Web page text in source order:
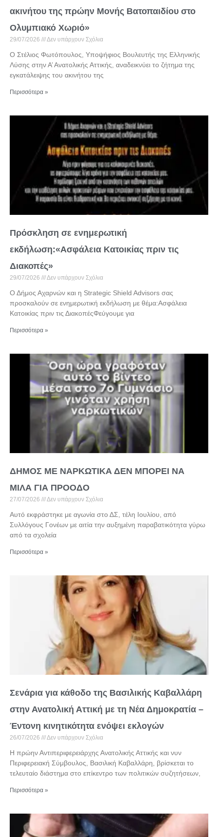
ακινήτου της πρώην Μονής Βατοπαιδίου στο
Ολυμπιακό Χωριό»
29/07/2026 Δεν υπάρχουν Σχόλια
Ο Στέλιος Φωτόπουλος, Υποψήφιος Βουλευτής της Ελληνικής
Λύσης στην Α’ Ανατολικής Αττικής, αναδεικνύει το ζήτημα της
εγκατάλειψης του ακινήτου της
Περισσότερα »
Πρόσκληση σε ενημερωτική
εκδήλωση:«Ασφάλεια Κατοικίας πριν τις
Διακοπές»
29/07/2026 Δεν υπάρχουν Σχόλια
Ο Δήμος Αχαρνών και η Strategic Shield Advisors σας
προσκαλούν σε ενημερωτική εκδήλωση με θέμα:Ασφάλεια
Κατοικίας πριν τις ΔιακοπέςΦεύγουμε για
Περισσότερα »
ΔΗΜΟΣ ΜΕ ΝΑΡΚΩΤΙΚΑ ΔΕΝ ΜΠΟΡΕΙ ΝΑ
ΜΙΛΑ ΓΙΑ ΠΡΟΟΔΟ
27/07/2026 Δεν υπάρχουν Σχόλια
Αυτό εκφράστηκε με αγωνία στο ΔΣ, τέλη Ιουλίου, από
Συλλόγους Γονέων με αιτία την αυξημένη παραβατικότητα γύρω
από τα σχολεία
Περισσότερα »
Σενάρια για κάθοδο της Βασιλικής Καβαλλάρη
στην Ανατολική Αττική με τη Νέα Δημοκρατία –
Έντονη κινητικότητα ενόψει εκλογών
26/07/2026 Δεν υπάρχουν Σχόλια
Η πρώην Αντιπεριφερειάρχης Ανατολικής Αττικής και νυν
Περιφερειακή Σύμβουλος, Βασιλική Καβαλλάρη, βρίσκεται το
τελευταίο διάστημα στο επίκεντρο των πολιτικών συζητήσεων,
Περισσότερα »